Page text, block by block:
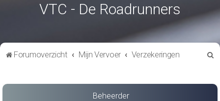
VTC - De Roadrunners
Forumoverzicht Mijn Vervoer Verzekeringen
Beheerder